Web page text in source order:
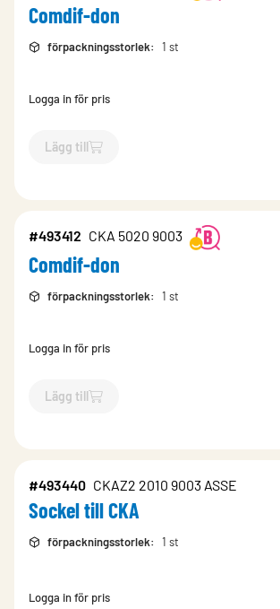
Comdif-don
förpackningsstorlek: 1 st
Logga in för pris
Lägg till
`$Lägg till
#493412 CKA 5020 9003
Comdif-don
förpackningsstorlek: 1 st
Logga in för pris
Lägg till
`$Lägg till
#493440 CKAZ2 2010 9003 ASSE
Sockel till CKA
förpackningsstorlek: 1 st
Logga in för pris